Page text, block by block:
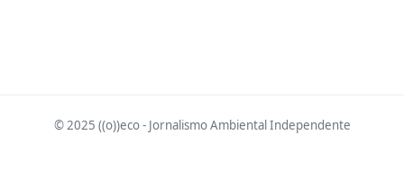
© 2025 ((o))eco - Jornalismo Ambiental Independente